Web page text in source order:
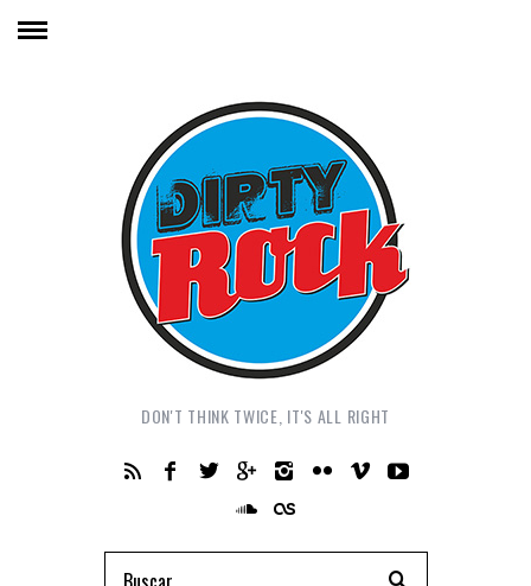
DON'T THINK TWICE, IT'S ALL RIGHT